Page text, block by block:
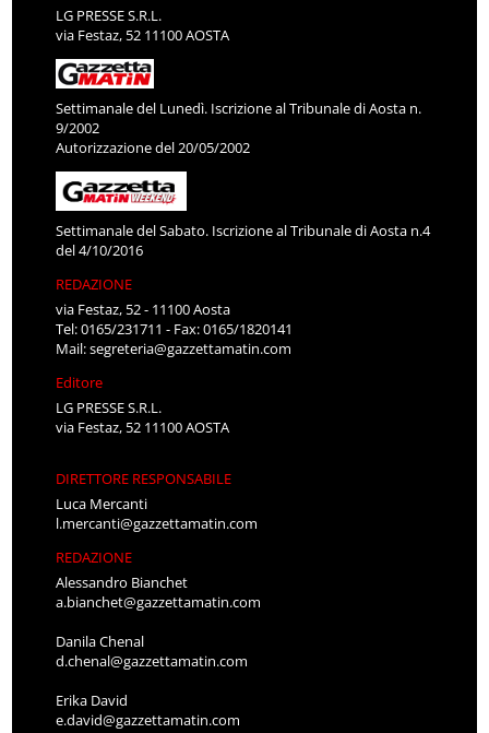
LG PRESSE S.R.L.
via Festaz, 52 11100 AOSTA
Settimanale del Lunedì. Iscrizione al Tribunale di Aosta n.
9/2002
Autorizzazione del 20/05/2002
Settimanale del Sabato. Iscrizione al Tribunale di Aosta n.4
del 4/10/2016
REDAZIONE
via Festaz, 52 - 11100 Aosta
Tel: 0165/231711 - Fax: 0165/1820141
Mail:segreteria@gazzettamatin.com
Editore
LG PRESSE S.R.L.
via Festaz, 52 11100 AOSTA
DIRETTORE RESPONSABILE
Luca Mercanti
l.mercanti@gazzettamatin.com
REDAZIONE
Alessandro Bianchet
a.bianchet@gazzettamatin.com
Danila Chenal
d.chenal@gazzettamatin.com
Erika David
e.david@gazzettamatin.com